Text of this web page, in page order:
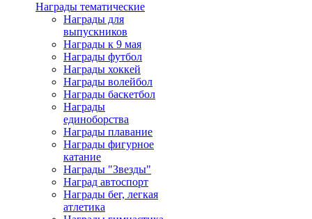
Награды тематические
Награды для
выпускников
Награды к 9 мая
Награды футбол
Награды хоккей
Награды волейбол
Награды баскетбол
Награды
единоборства
Награды плавание
Награды фигурное
катание
Награды "Звезды"
Наград автоспорт
Награды бег, легкая
атлетика